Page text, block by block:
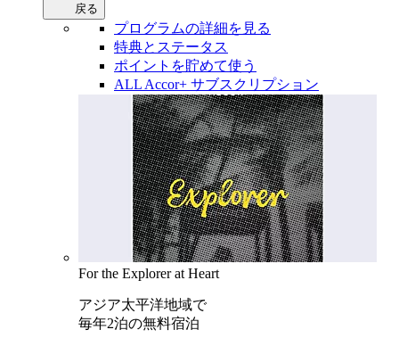
戻る
プログラムの詳細を見る
特典とステータス
ポイントを貯めて使う
ALL Accor+ サブスクリプション
For the Explorer at Heart
アジア太平洋地域で
毎年2泊の無料宿泊